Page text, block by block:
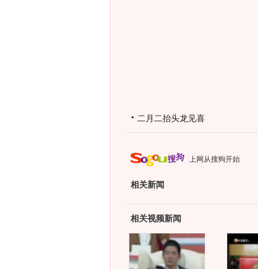
二月二抬头龙见喜
上网从搜狗开始
相关新闻
相关视频新闻